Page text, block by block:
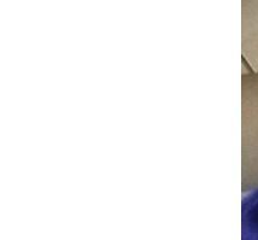
Dieser Cookie